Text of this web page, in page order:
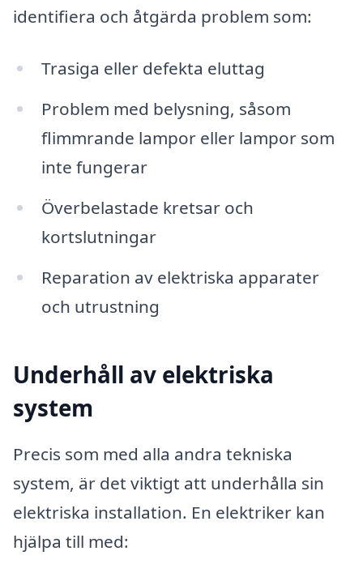
identifiera och åtgärda problem som:
Trasiga eller defekta eluttag
Problem med belysning, såsom
flimmrande lampor eller lampor som
inte fungerar
Överbelastade kretsar och
kortslutningar
Reparation av elektriska apparater
och utrustning
Underhåll av elektriska
system
Precis som med alla andra tekniska
system, är det viktigt att underhålla sin
elektriska installation. En elektriker kan
hjälpa till med: